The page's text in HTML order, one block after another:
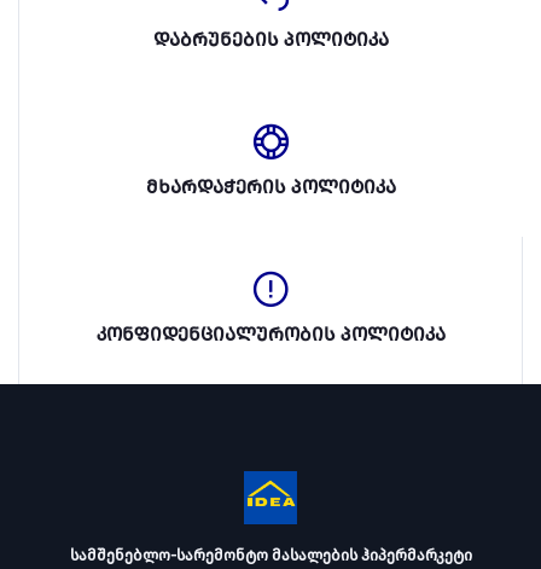
დაბრუნების პოლიტიკა
მხარდაჭერის პოლიტიკა
კონფიდენციალურობის პოლიტიკა
სამშენებლო-სარემონტო მასალების ჰიპერმარკეტი